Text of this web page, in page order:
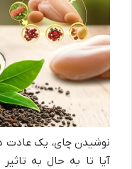
نوشیدن چای، یک عادت
آیا تا به حال به